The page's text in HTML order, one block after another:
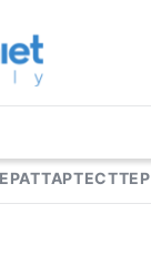
ТЕСТТЕР